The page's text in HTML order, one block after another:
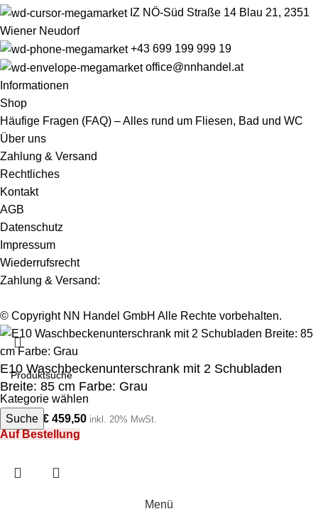
IZ NÖ-Süd Straße 14 Blau 21, 2351
Wiener Neudorf
+43 699 199 999 19
office@nnhandel.at
Informationen
Shop
Häufige Fragen (FAQ) – Alles rund um Fliesen, Bad und WC
Über uns
Zahlung & Versand
Rechtliches
Kontakt
AGB
Datenschutz
Impressum
Wiederrufsrecht
Zahlung & Versand:
© Copyright NN Handel GmbH Alle Rechte vorbehalten.
Kategorie wählen
Suche
E10 Waschbeckenunterschrank mit 2 Schubladen
Breite: 85 cm Farbe: Grau
919,00 € 459,50 inkl. 20% MwSt.
Auf Bestellung
Menü